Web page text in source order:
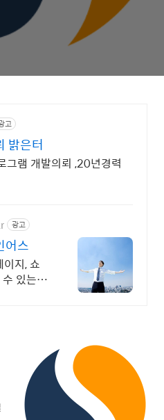
고
밝은터
그램 개발의뢰 ,20년경력
광고
어스
지, 쇼
있는 기